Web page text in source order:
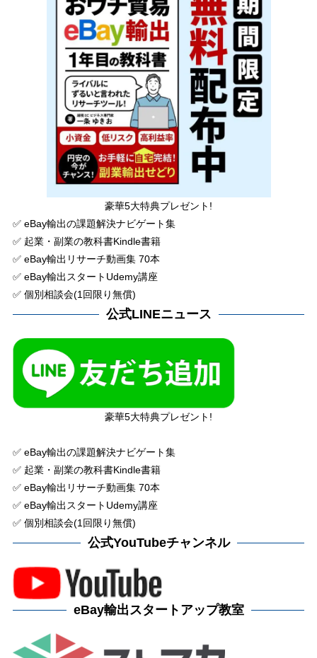
豪華5大特典プレゼント!
✅ eBay輸出の課題解決ナビゲート集
✅ 起業・副業の教科書Kindle書籍
✅ eBay輸出リサーチ動画集 70本
✅ eBay輸出スタートUdemy講座
✅ 個別相談会(1回限り無償)
公式LINEニュース
豪華5大特典プレゼント!
✅ eBay輸出の課題解決ナビゲート集
✅ 起業・副業の教科書Kindle書籍
✅ eBay輸出リサーチ動画集 70本
✅ eBay輸出スタートUdemy講座
✅ 個別相談会(1回限り無償)
公式YouTubeチャンネル
eBay輸出スタートアップ教室